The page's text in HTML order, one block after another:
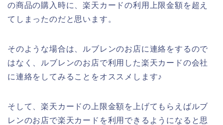
の商品の購入時に、楽天カードの利用上限金額を超え
てしまったのだと思います。
そのような場合は、ルブレンのお店に連絡をするので
はなく、ルブレンのお店で利用した楽天カードの会社
に連絡をしてみることをオススメします♪
そして、楽天カードの上限金額を上げてもらえばルブ
レンのお店で楽天カードを利用できるようになると思